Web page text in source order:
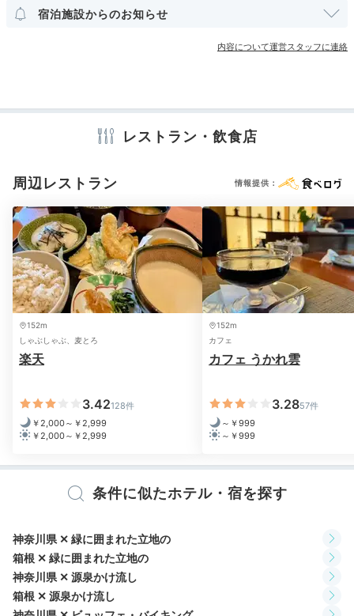
ぷらやステーキを食べ放題で味わえます。
やベビーバスケットもあり、子連れに嬉しい♪
漬け、茶そば、サラダ、デザートも食べ放題です＾＾
Night
21:00
客室でゆったり過ごして
おやすみなさい
和洋室のベッドはシモンズ社製
夜はのんびりと寝る支度を整えて。温泉の内風呂に入り
直すのもいいですね。
泉質は大浴場と同じアルカリ性単
その他館内施設
シャワーキャップ タオル バスタオル
※設備・アメニティは、確認が取れている情報を表示しています。
宿泊施設からのお知らせ
内容について運営スタッフに連絡
レストラン・飲食店
周辺レストラン 情報提供：
152m
しゃぶしゃぶ、麦とろ
楽天
3.42128件
￥2,000～￥2,999
￥2,000～￥2,999
152m
カフェ
カフェ うかれ雲
3.2857件
～￥999
～￥999
条件に似たホテル・宿を探す
神奈川県 ✕ 緑に囲まれた立地の
箱根 ✕ 緑に囲まれた立地の
神奈川県 ✕ 源泉かけ流し
箱根 ✕ 源泉かけ流し